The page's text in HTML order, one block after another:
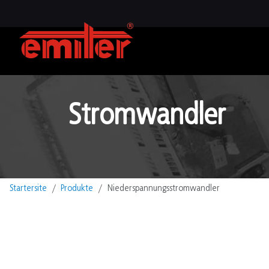
Stromwandler
Startersite Produkte Niederspannungsstromwandler